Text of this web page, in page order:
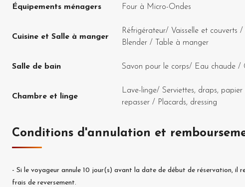
Équipements ménagers Four à Micro-Ondes
Cuisine et Salle à manger
Réfrigérateur/ Vaisselle et couverts /
Blender / Table à manger
Salle de bain Savon pour le corps/ Eau chaude /
Chambre et linge
Lave-linge/ Serviettes, draps,
repasser / Placards, dressing
Conditions d'annulation et
- Si le voyageur annule 10 jour(s) avant la date de début de réservation, il
frais de reversement.